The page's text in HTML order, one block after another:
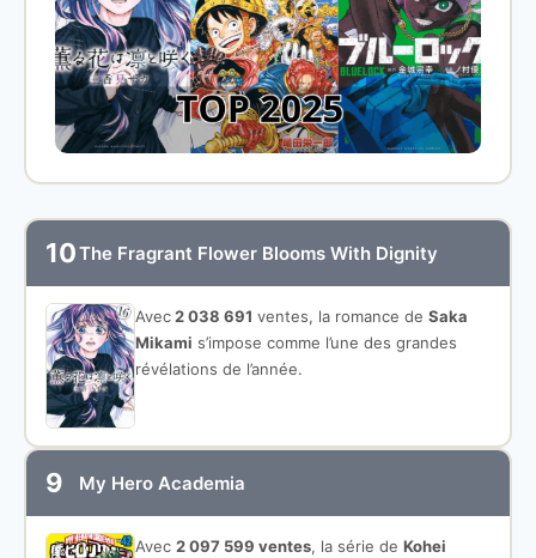
10The Fragrant Flower Blooms With Dignity
Avec2 038 691 ventes, la romance de Saka
Mikami s’impose comme l’une des grandes
révélations de l’année.
9 My Hero Academia
Avec 2 097 599 ventes, la série de Kohei